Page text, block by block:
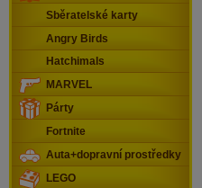
Sběratelské karty
Angry Birds
Hatchimals
MARVEL
Párty
Fortnite
Auta+dopravní prostředky
LEGO